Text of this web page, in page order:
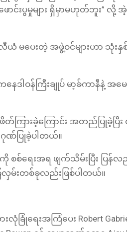
ာင်းပွမှုများ ရှိမှာမဟုတ်ဘူး” လို့
မပေးတဲ့ အဖွဲ့ဝင်များဟာ သုံ
ဝန်ကြီးချုပ် မာ့ခ်ကာနီနဲ့ အမေ
တ်ကြားခဲ့ကြောင်း အတည်ပြုခဲ့ပြီ
ဏ်ပြုခဲ့ပါတယ်။
ာကို စစ်ရေးအရ ဖျက်သိမ်းပြီး ပ
းတစ်ခုလည်းဖြစ်ပါတယ်။
ခြုံရေးအကြံပေး Robert